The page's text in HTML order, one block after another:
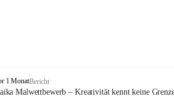
1 MonatBericht
Malwettbewerb – Kreativität kennt keine